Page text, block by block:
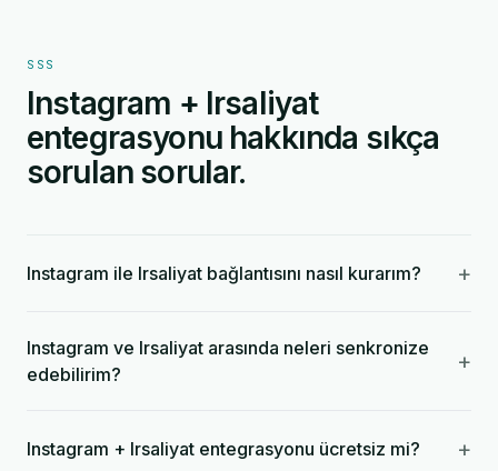
SSS
Instagram + Irsaliyat
entegrasyonu hakkında sıkça
sorulan sorular.
Instagram ile Irsaliyat bağlantısını nasıl kurarım? +
Instagram ve Irsaliyat arasında neleri senkronize
edebilirim?
+
Instagram + Irsaliyat entegrasyonu ücretsiz mi? +